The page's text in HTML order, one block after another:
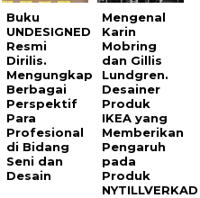
Buku
UNDESIGNED
Resmi
Dirilis.
Mengungkap
Berbagai
Perspektif
Para
Profesional
di Bidang
Seni dan
Desain
Mengenal
Karin
Mobring
dan Gillis
Lundgren.
Desainer
Produk
IKEA yang
Memberikan
Pengaruh
pada
Produk
NYTILLVERKAD